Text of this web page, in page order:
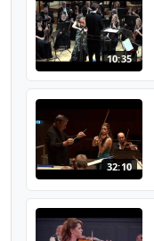
10:35
32:10